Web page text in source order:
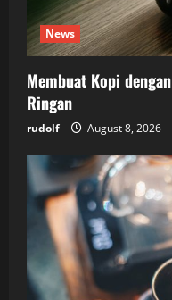
News
Membuat Kopi
Ringan
rudolf August 8, 2026